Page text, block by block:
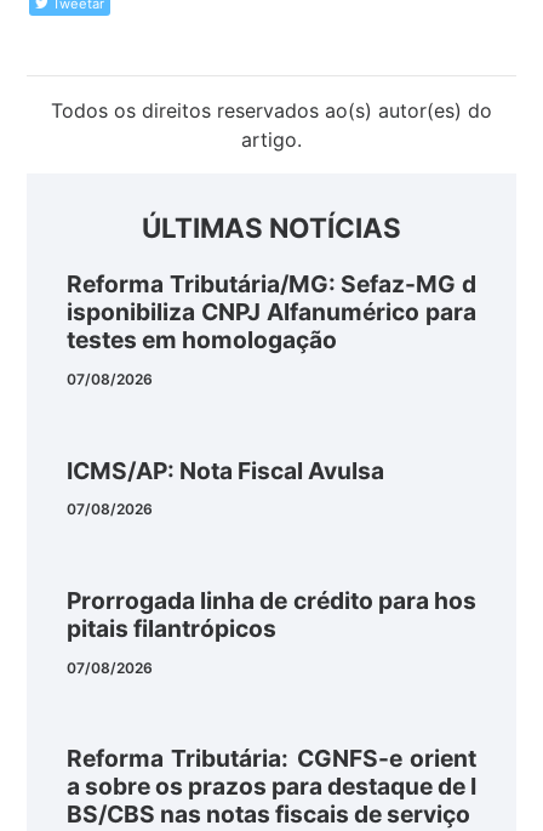
Todos os direitos reservados ao(s) autor(es) do
artigo.
ÚLTIMAS NOTÍCIAS
Reforma Tributária/MG: Sefaz-MG d
isponibiliza CNPJ Alfanumérico para
testes em homologação
07/08/2026
ICMS/AP: Nota Fiscal Avulsa
07/08/2026
Prorrogada linha de crédito para hos
pitais filantrópicos
07/08/2026
Reforma Tributária: CGNFS-e orient
a sobre os prazos para destaque de I
BS/CBS nas notas fiscais de serviço